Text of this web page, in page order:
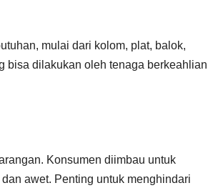
mulai dari kolom, plat, balok,
bisa dilakukan oleh tenaga berkeahlian
Konsumen diimbau untuk
awet. Penting untuk menghindari